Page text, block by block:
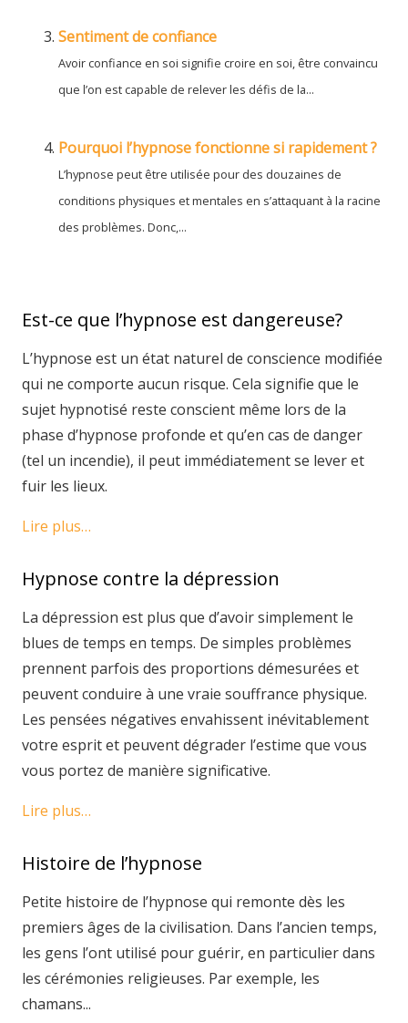
Sentiment de confiance
Avoir confiance en soi signifie croire en soi, être convaincu
que l’on est capable de relever les défis de la...
Pourquoi l’hypnose fonctionne si rapidement ?
L’hypnose peut être utilisée pour des douzaines de
conditions physiques et mentales en s’attaquant à la racine
des problèmes. Donc,...
Est-ce que l’hypnose est dangereuse?
L’hypnose est un état naturel de conscience modifiée
qui ne comporte aucun risque. Cela signifie que le
sujet hypnotisé reste conscient même lors de la
phase d’hypnose profonde et qu’en cas de danger
(tel un incendie), il peut immédiatement se lever et
fuir les lieux.
Lire plus…
Hypnose contre la dépression
La dépression est plus que d’avoir simplement le
blues de temps en temps. De simples problèmes
prennent parfois des proportions démesurées et
peuvent conduire à une vraie souffrance physique.
Les pensées négatives envahissent inévitablement
votre esprit et peuvent dégrader l’estime que vous
vous portez de manière significative.
Lire plus…
Histoire de l’hypnose
Petite histoire de l’hypnose qui remonte dès les
premiers âges de la civilisation. Dans l’ancien temps,
les gens l’ont utilisé pour guérir, en particulier dans
les cérémonies religieuses. Par exemple, les
chamans...